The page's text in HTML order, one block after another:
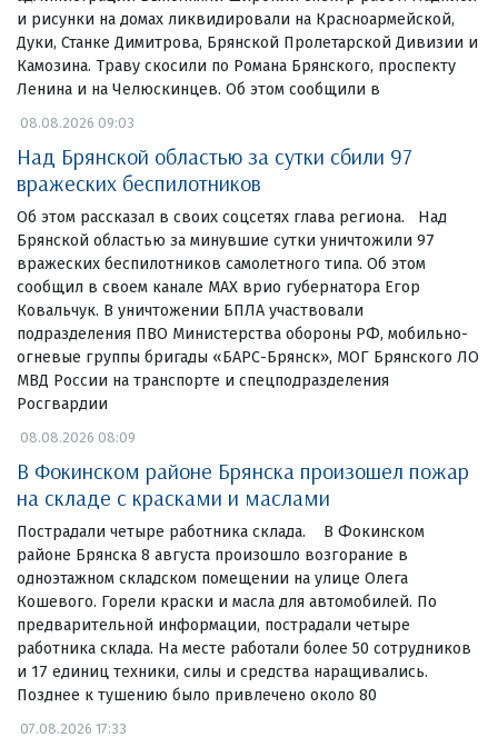
и рисунки на домах ликвидировали на Красноармейской,
Дуки, Станке Димитрова, Брянской Пролетарской Дивизии и
Камозина. Траву скосили по Романа Брянского, проспекту
Ленина и на Челюскинцев. Об этом сообщили в
08.08.2026 09:03
Над Брянской областью за сутки сбили 97
вражеских беспилотников
Об этом рассказал в своих соцсетях глава региона. Над
Брянской областью за минувшие сутки уничтожили 97
вражеских беспилотников самолетного типа. Об этом
сообщил в своем канале МАХ врио губернатора Егор
Ковальчук. В уничтожении БПЛА участвовали
подразделения ПВО Министерства обороны РФ, мобильно-
огневые группы бригады «БАРС-Брянск», МОГ Брянского ЛО
МВД России на транспорте и спецподразделения
Росгвардии
08.08.2026 08:09
В Фокинском районе Брянска произошел пожар
на складе с красками и маслами
Пострадали четыре работника склада. В Фокинском
районе Брянска 8 августа произошло возгорание в
одноэтажном складском помещении на улице Олега
Кошевого. Горели краски и масла для автомобилей. По
предварительной информации, пострадали четыре
работника склада. На месте работали более 50 сотрудников
и 17 единиц техники, силы и средства наращивались.
Позднее к тушению было привлечено около 80
07.08.2026 17:33